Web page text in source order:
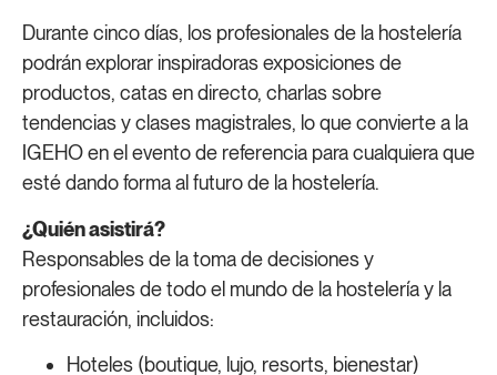
Durante cinco días, los profesionales de la hostelería
podrán explorar inspiradoras exposiciones de
productos, catas en directo, charlas sobre
tendencias y clases magistrales, lo que convierte a la
IGEHO en el evento de referencia para cualquiera que
esté dando forma al futuro de la hostelería.
¿Quién asistirá?
Responsables de la toma de decisiones y
profesionales de todo el mundo de la hostelería y la
restauración, incluidos:
Hoteles (boutique, lujo, resorts, bienestar)